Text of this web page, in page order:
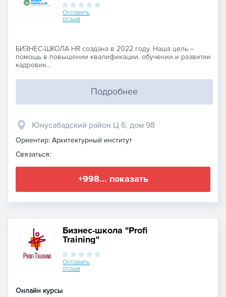
Оставить
отзыв
БИЗНЕС-ШКОЛА HR создана в 2022 году. Наша цель –
помощь в повышении квалификации, обучении и развитии
кадровик...
Подробнее
Юнусабадский район Ц 6, дом 98
Ориентир: Архитектурный институт
Связаться:
+998... показать
Бизнес-школа "Profi
Training"
Оставить
отзыв
Онлайн курсы